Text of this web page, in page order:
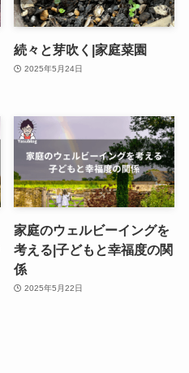
続々と芽吹く|家庭菜園
2025年5月24日
家庭のウェルビーイングを
考える|子どもと幸福度の関
係
2025年5月22日